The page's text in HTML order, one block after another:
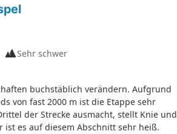
Sehr schwer
buchstäblich verändern. Aufgrund
von fast 2000 m ist die Etappe sehr
der Strecke ausmacht, stellt Knie und
ist es auf diesem Abschnitt sehr heiß.